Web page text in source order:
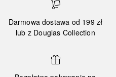
Darmowa dostawa od 199 zł
lub z Douglas Collection